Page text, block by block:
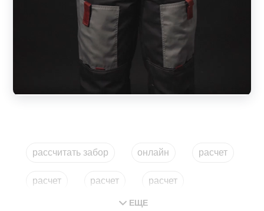
рассчитать забор онлайн расчет
расчет расчет расчет
рассчитать мастеровит
ЕЩЕ